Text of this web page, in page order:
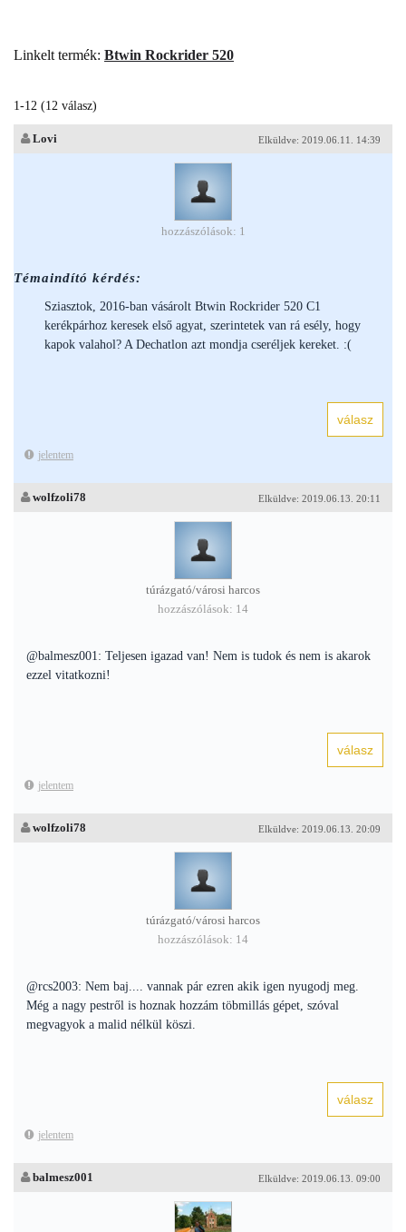
Linkelt termék: Btwin Rockrider 520
1-12 (12 válasz)
Elküldve: 2019.06.11. 14:39
Lovi
hozzászólások: 1
Témaindító kérdés:
Sziasztok, 2016-ban vásárolt Btwin Rockrider 520 C1
kerékpárhoz keresek első agyat, szerintetek van rá esély, hogy
kapok valahol? A Dechatlon azt mondja cseréljek kereket. :(
jelentem
Elküldve: 2019.06.13. 20:11
wolfzoli78
túrázgató/városi harcos
hozzászólások: 14
@balmesz001: Teljesen igazad van! Nem is tudok és nem is akarok
ezzel vitatkozni!
jelentem
Elküldve: 2019.06.13. 20:09
wolfzoli78
túrázgató/városi harcos
hozzászólások: 14
@rcs2003: Nem baj.... vannak pár ezren akik igen nyugodj meg.
Még a nagy pestről is hoznak hozzám töbmillás gépet, szóval
megvagyok a malid nélkül köszi.
jelentem
Elküldve: 2019.06.13. 09:00
balmesz001